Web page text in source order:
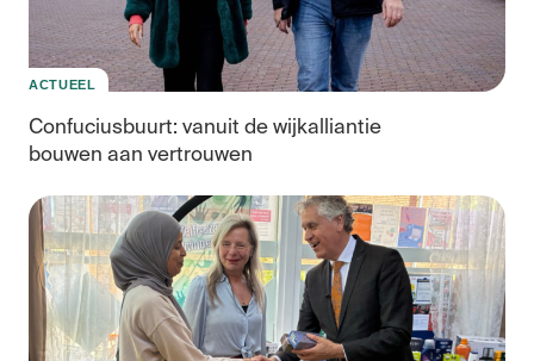
ACTUEEL
Confuciusbuurt: vanuit de wijkalliantie
bouwen aan vertrouwen